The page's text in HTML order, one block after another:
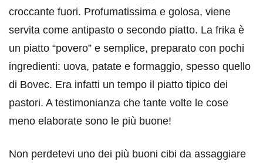
croccante fuori. Profumatissima e golosa, viene
servita come antipasto o secondo piatto. La frika è
un piatto “povero” e semplice, preparato con pochi
ingredienti: uova, patate e formaggio, spesso quello
di Bovec. Era infatti un tempo il piatto tipico dei
pastori. A testimonianza che tante volte le cose
meno elaborate sono le più buone!
Non perdetevi uno dei più buoni cibi da assaggiare